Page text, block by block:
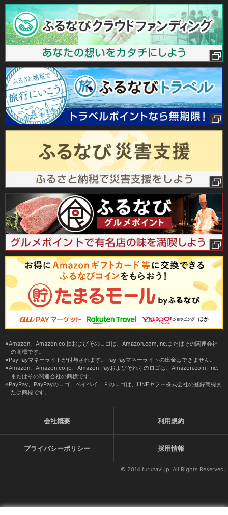
Amazon、Amazon.co.jpおよびそのロゴは、Amazon.com,Inc.またはその関連会社
の商標です。
PayPayマネーライトが付与されます。PayPayマネーライトの出金はできません。
Amazon、Amazon.co.jp、Amazon Payおよびそれらのロゴは、Amazon.com, Inc.
またはその関連会社の商標です。
PayPay、PayPayのロゴ、ペイペイ、Ｐのロゴは、LINEヤフー株式会社の登録商標ま
たは商標です。
会社概要 利用規約
プライバシーポリシー 採用情報
© 2014 furunavi.jp, All Rights Reserved.